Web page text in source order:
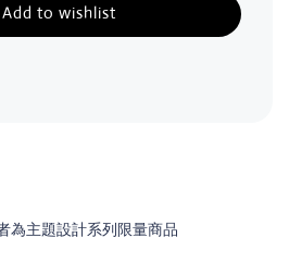
Add to wishlist
為主題設計系列限量商品